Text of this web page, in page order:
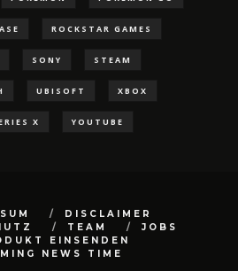
ROCKSTAR GAMES
SONY STEAM
UBISOFT XBOX
X YOUTUBE
DISCLAIMER
TEAM
JOBS
EINSENDEN
NEWS TIME